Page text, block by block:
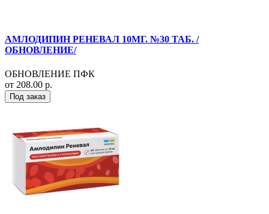
АМЛОДИПИН РЕНЕВАЛ 10МГ. №30 ТАБ. /
ОБНОВЛЕНИЕ/
ОБНОВЛЕНИЕ ПФК
от 208.00 р.
Под заказ